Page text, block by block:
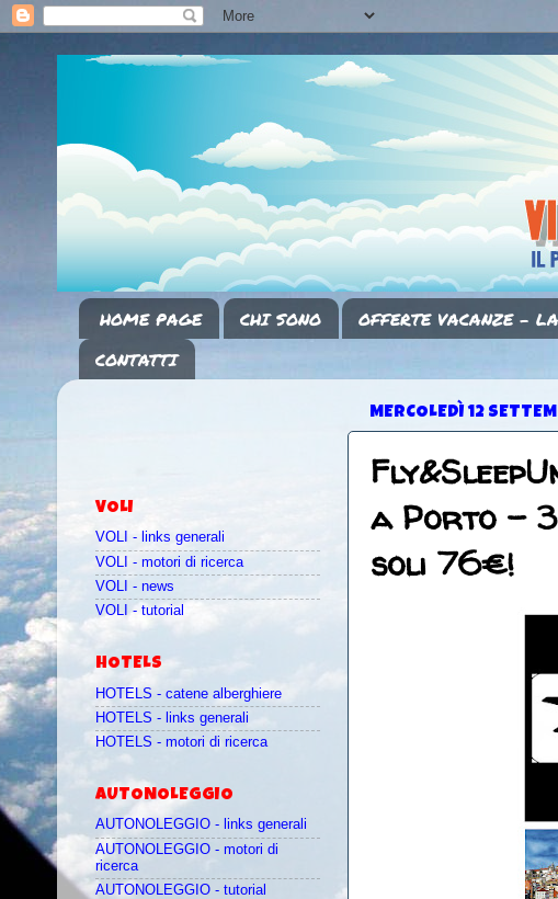
HOME PAGE CHI SONO OFFERTE VACANZE -
CONTATTI
MERCOLEDÌ 12
a Porto -
soli 76€!
VOLI
VOLI - links generali
VOLI - motori di ricerca
VOLI - news
VOLI - tutorial
HOTELS
HOTELS - catene alberghiere
HOTELS - links generali
HOTELS - motori di ricerca
AUTONOLEGGIO
AUTONOLEGGIO - links generali
AUTONOLEGGIO - motori di
ricerca
AUTONOLEGGIO - tutorial